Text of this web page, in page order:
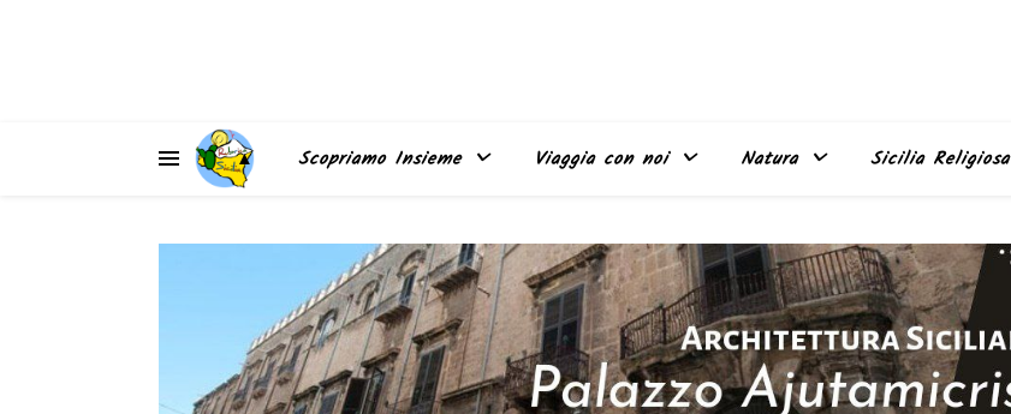
▲ Scopriamo Insieme Viaggia con noi Natura Sicilia Religiosa